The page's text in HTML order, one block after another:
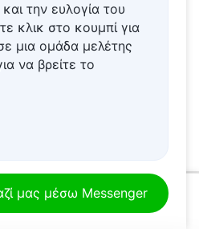
την ευλογία του
κλικ στο κουμπί για
μια ομάδα μελέτης
να βρείτε το
μας μέσω MessengerΜέρος τέταρτο